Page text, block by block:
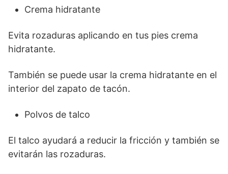
Crema hidratante
Evita rozaduras aplicando en tus pies crema
hidratante.
También se puede usar la crema hidratante en el
interior del zapato de tacón.
Polvos de talco
El talco ayudará a reducir la fricción y también se
evitarán las rozaduras.